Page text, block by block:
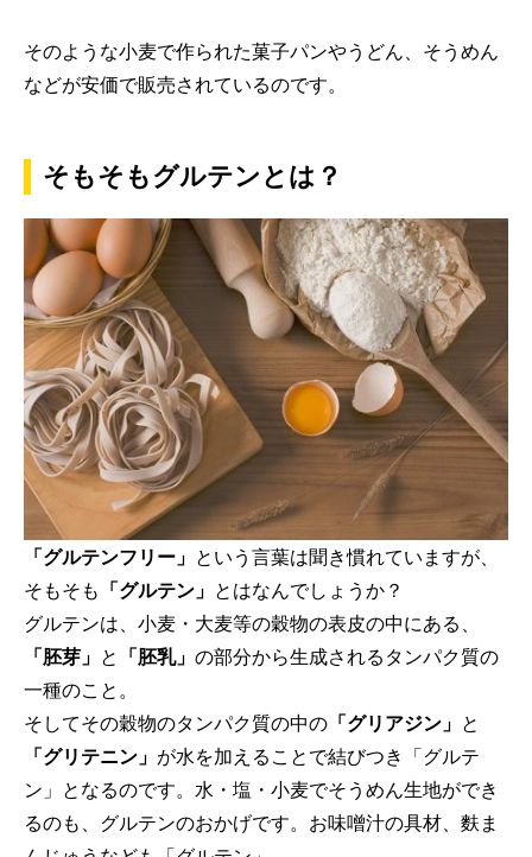
そのような小麦で作られた菓子パンやうどん、そうめん
などが安価で販売されているのです。
そもそもグルテンとは？
「グルテンフリー」 という言葉は聞き慣れていますが、
そもそも 「グルテン」 とはなんでしょうか？
グルテンは、小麦・大麦等の穀物の表皮の中にある、
「胚芽」 と 「胚乳」 の部分から生成されるタンパク質の
一種のこと。
そしてその穀物のタンパク質の中の 「グリアジン」 と
「グリテニン」 が水を加えることで結びつき「グルテ
ン」となるのです。水・塩・小麦でそうめん生地ができ
るのも、グルテンのおかげです。お味噌汁の具材、麩ま